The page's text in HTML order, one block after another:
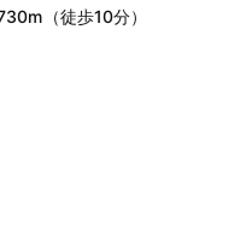
（徒歩10分）